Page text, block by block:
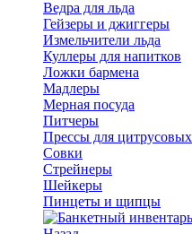
Ведра для льда
Гейзеры и джиггеры
Измельчители льда
Куллеры для напитков
Ложки бармена
Мадлеры
Мерная посуда
Питчеры
Прессы для цитрусовых
Совки
Стрейнеры
Шейкеры
Пинцеты и щипцы